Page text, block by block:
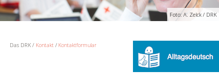
Foto: A. Zelck / DRK
Das DRK Kontakt Kontaktformular